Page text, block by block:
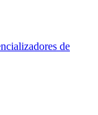
de